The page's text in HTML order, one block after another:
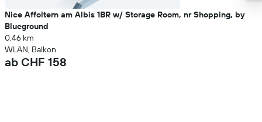
Nice Affoltern am Albis 1BR w/ Storage Room, nr Shopping, by
Blueground
0.46 km
WLAN, Balkon
ab CHF 158